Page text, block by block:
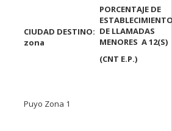
CIUDAD DESTINO:
zona
PORCENTAJE DE
DE LLAMADAS
MENORES A 12(S)
(CNT E.P.)
Puyo Zona 1